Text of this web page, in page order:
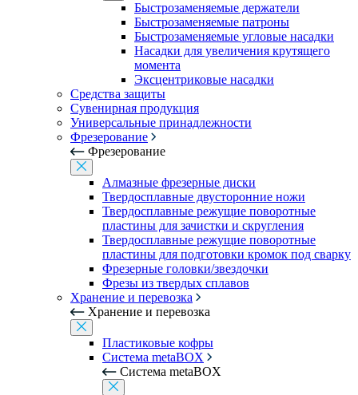
Быстрозаменяемые держатели
Быстрозаменяемые патроны
Быстрозаменяемые угловые насадки
Насадки для увеличения крутящего
момента
Эксцентриковые насадки
Средства защиты
Сувенирная продукция
Универсальные принадлежности
Фрезерование
Фрезерование
Алмазные фрезерные диски
Твердосплавные двусторонние ножи
Твердосплавные режущие поворотные
пластины для зачистки и скругления
Твердосплавные режущие поворотные
пластины для подготовки кромок под сварку
Фрезерные головки/звездочки
Фрезы из твердых сплавов
Хранение и перевозка
Хранение и перевозка
Пластиковые кофры
Система metaBOX
Система metaBOX